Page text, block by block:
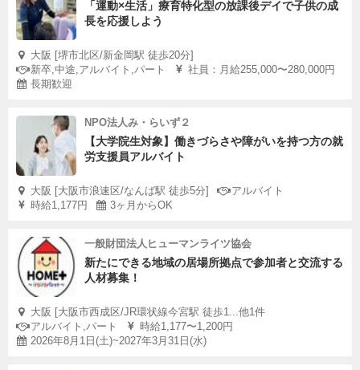
「運動×生活」療育特化型の放課後デイで子供の成
長を応援しよう
大阪 [堺市北区/新金岡駅 徒歩20分]
新卒,中途,アルバイト,パート
社員：月給255,000〜280,000円
長期歓迎
NPO法人み・らいず２
【大学院生対象】働きづらさや障がいを持つ方の就
労支援員アルバイト
大阪 [大阪市浪速区/なんば駅 徒歩5分]
アルバイト
時給1,177円
3ヶ月からOK
一般財団法人ヒューマンライツ協会
新たにできる地域の居場所拠点で参加者と交流する
人材募集！
大阪 [大阪市西成区/JR環状線今宮駅 徒歩1...他1件
アルバイト,パート
時給1,177〜1,200円
2026年8月1日(土)~2027年3月31日(水)